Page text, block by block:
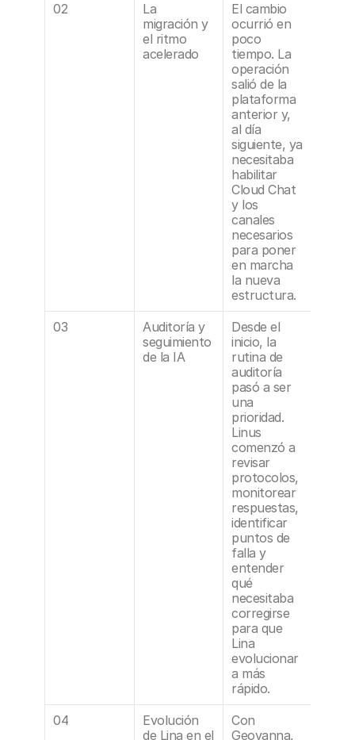
02
La
migración y
el ritmo
acelerado
El cambio
ocurrió en
poco
tiempo. La
operación
salió de la
plataforma
anterior y,
al día
siguiente, ya
necesitaba
habilitar
Cloud Chat
y los
canales
necesarios
para poner
en marcha
la nueva
estructura.
03
Auditoría y
seguimiento
de la IA
Desde el
inicio, la
rutina de
auditoría
pasó a ser
una
prioridad.
Linus
comenzó a
revisar
protocolos,
monitorear
respuestas,
identificar
puntos de
falla y
entender
qué
necesitaba
corregirse
para que
Lina
evolucionar
a más
rápido.
04
Evolución
de Lina en el
Con
Geovanna,